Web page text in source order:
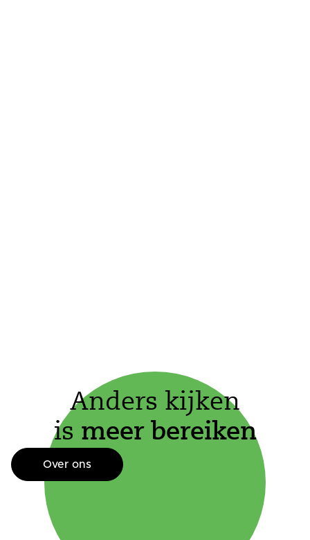
Anders kijken
is meer bereiken
Over ons